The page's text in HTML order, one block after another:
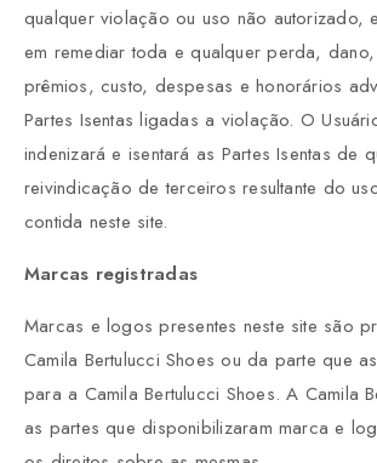
qualquer violação ou uso não autorizado,
em remediar toda e qualquer perda, dano,
prêmios, custo, despesas e honorários
Partes Isentas ligadas a violação. O
indenizará e isentará as Partes Isentas de
reivindicação de terceiros resultante do
contida neste site.
Marcas registradas
Marcas e logos presentes neste site são
Camila Bertulucci Shoes ou da parte que
para a Camila Bertulucci Shoes. A Camila
as partes que disponibilizaram marca e